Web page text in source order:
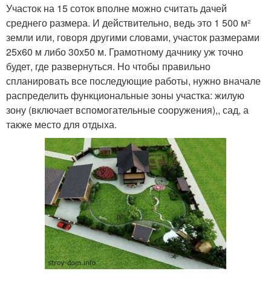
Участок на 15 соток вполне можно считать дачей
среднего размера. И действительно, ведь это 1 500 м²
земли или, говоря другими словами, участок размерами
25х60 м либо 30х50 м. Грамотному дачнику уж точно
будет, где развернуться. Но чтобы правильно
спланировать все последующие работы, нужно вначале
распределить функциональные зоны участка: жилую
зону (включает вспомогательные сооружения),, сад, а
также место для отдыха.